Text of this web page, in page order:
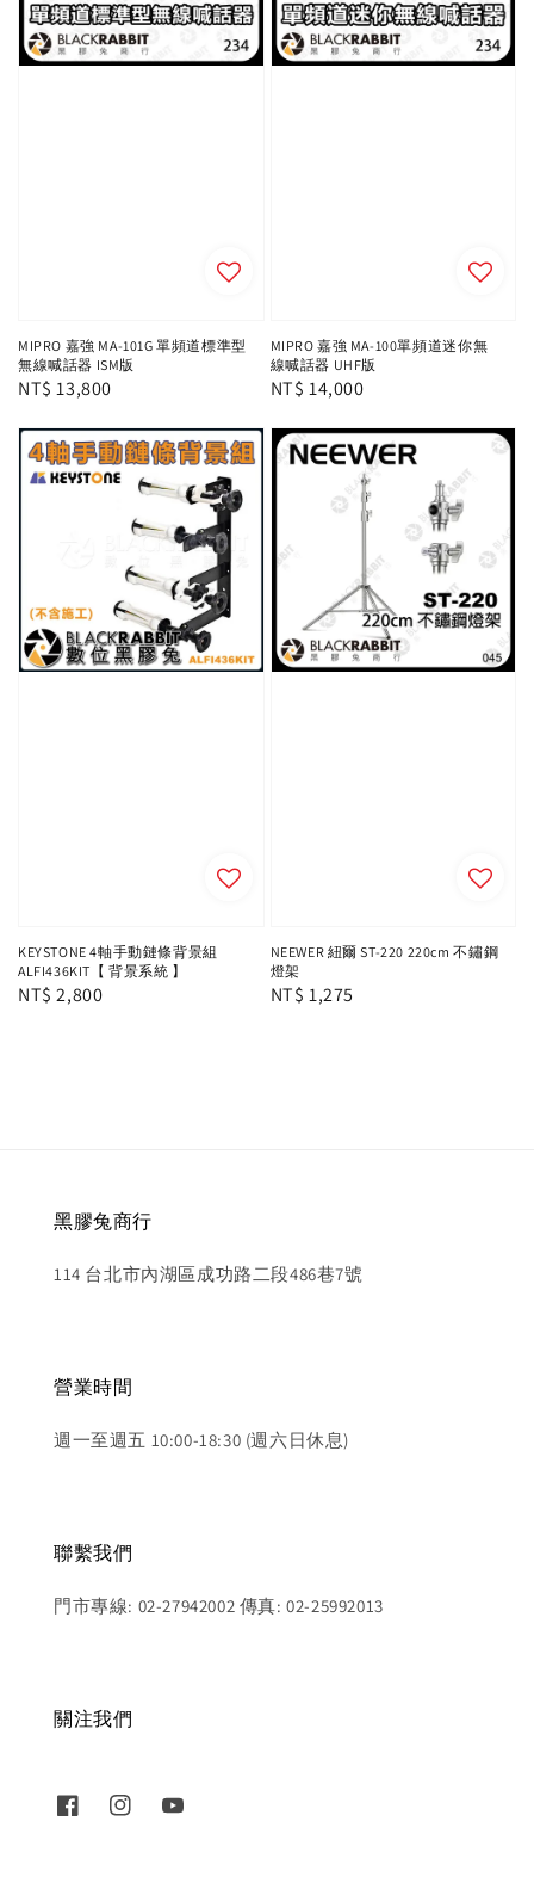
MIPRO 嘉強 MA-101G 單頻道標準型
無線喊話器 ISM版
Regular
NT$ 13,800
MIPRO 嘉強 MA-100單頻道迷你無
線喊話器 UHF版
Regular
NT$ 14,000
KEYSTONE 4軸手動鏈條背景組
ALFI436KIT【 背景系統 】
Regular
NT$ 2,800
NEEWER 紐爾 ST-220 220cm 不鏽鋼
燈架
Regular
NT$ 1,275
黑膠兔商行
114 台北市內湖區成功路二段486巷7號
營業時間
週一至週五 10:00-18:30 (週六日休息)
聯繫我們
門市專線: 02-27942002 傳真: 02-25992013
關注我們